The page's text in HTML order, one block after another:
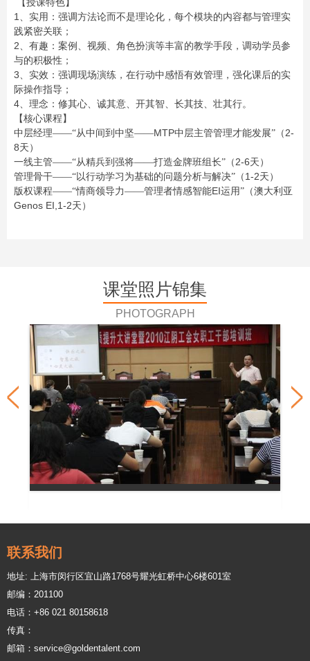
【授课特色】
1、实用：强调方法论而不是理论化，每个模块的内容都与管理实
践紧密关联；
2、有趣：案例、视频、角色扮演等丰富的教学手段，调动学员参
与的积极性；
3、实效：强调现场演练，在行动中感悟有效管理，强化课后的实
际操作指导；
4、理念：修其心、诚其意、开其智、长其技、壮其行。
【核心课程】
中层经理——“从中间到中坚——MTP中层主管管理才能发展”（2-
8天）
一线主管——“从精兵到强将——打造金牌班组长”（2-6天）
管理骨干——“以行动学习为基础的问题分析与解决”（ 1-2天）
版权课程——“情商领导力——管理者情感智能EI运用”（澳大利亚
Genos EI,1-2天）
课堂照片锦集
PHOTOGRAPH
联系我们
地址: 上海市闵行区宜山路1768号耀光虹桥中心6楼601室
邮编：201100
电话：+86 021 80158618
传真：
邮箱：service@goldentalent.com